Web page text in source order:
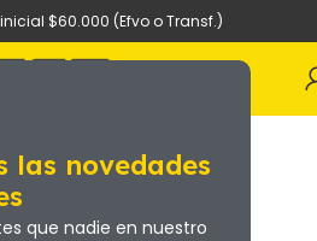
las novedades
que nadie en nuestro
$60.000 (Efvo o Transf.)